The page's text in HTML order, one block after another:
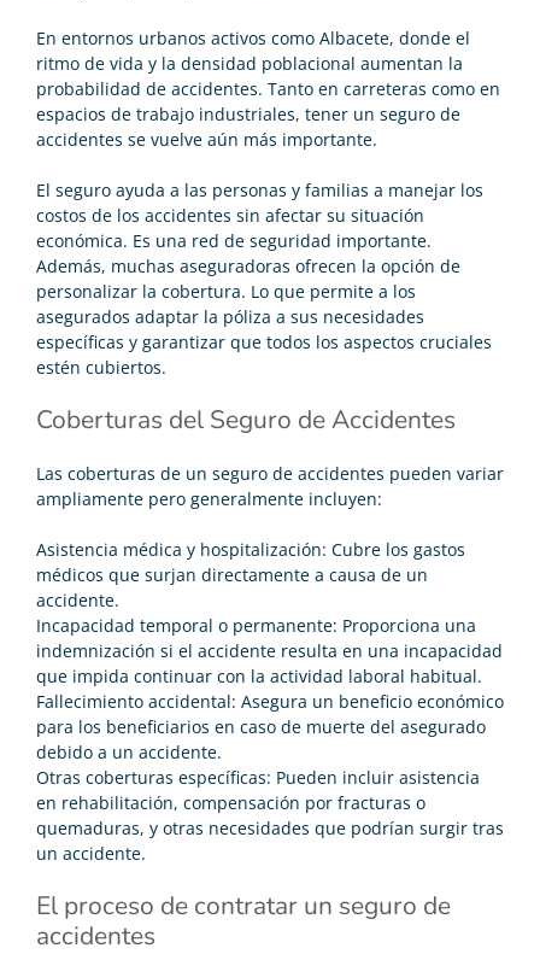
En entornos urbanos activos como Albacete, donde el
ritmo de vida y la densidad poblacional aumentan la
probabilidad de accidentes. Tanto en carreteras como en
espacios de trabajo industriales, tener un seguro de
accidentes se vuelve aún más importante.
El seguro ayuda a las personas y familias a manejar los
costos de los accidentes sin afectar su situación
económica. Es una red de seguridad importante.
Además, muchas aseguradoras ofrecen la opción de
personalizar la cobertura. Lo que permite a los
asegurados adaptar la póliza a sus necesidades
específicas y garantizar que todos los aspectos cruciales
estén cubiertos.
Coberturas del Seguro de Accidentes
Las coberturas de un seguro de accidentes pueden variar
ampliamente pero generalmente incluyen:
Asistencia médica y hospitalización: Cubre los gastos
médicos que surjan directamente a causa de un
accidente.
Incapacidad temporal o permanente: Proporciona una
indemnización si el accidente resulta en una incapacidad
que impida continuar con la actividad laboral habitual.
Fallecimiento accidental: Asegura un beneficio económico
para los beneficiarios en caso de muerte del asegurado
debido a un accidente.
Otras coberturas específicas: Pueden incluir asistencia
en rehabilitación, compensación por fracturas o
quemaduras, y otras necesidades que podrían surgir tras
un accidente.
El proceso de contratar un seguro de
accidentes